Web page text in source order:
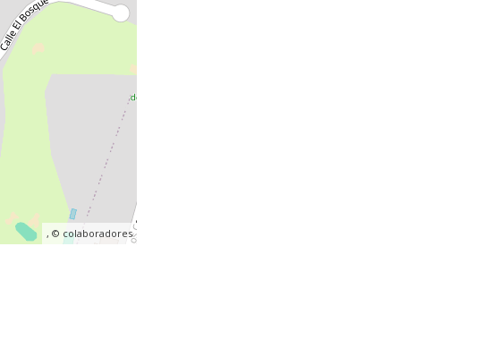
, © colaboradores